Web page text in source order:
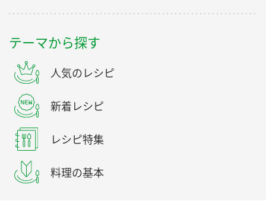
テーマから探す
人気のレシピ
新着レシピ
レシピ特集
料理の基本